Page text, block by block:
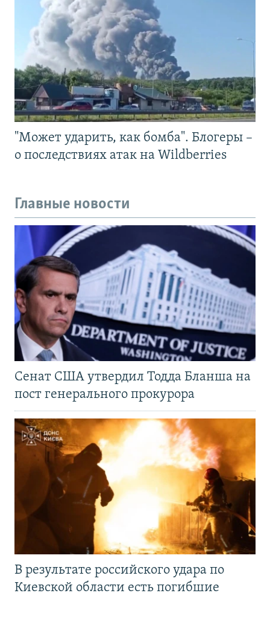
"Может ударить, как бомба". Блогеры –
о последствиях атак на Wildberries
Главные новости
Сенат США утвердил Тодда Бланша на
пост генерального прокурора
В результате российского удара по
Киевской области есть погибшие